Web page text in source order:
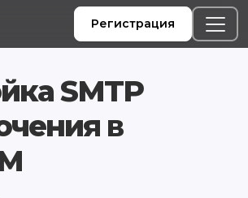
Регистрация
SMTP
в